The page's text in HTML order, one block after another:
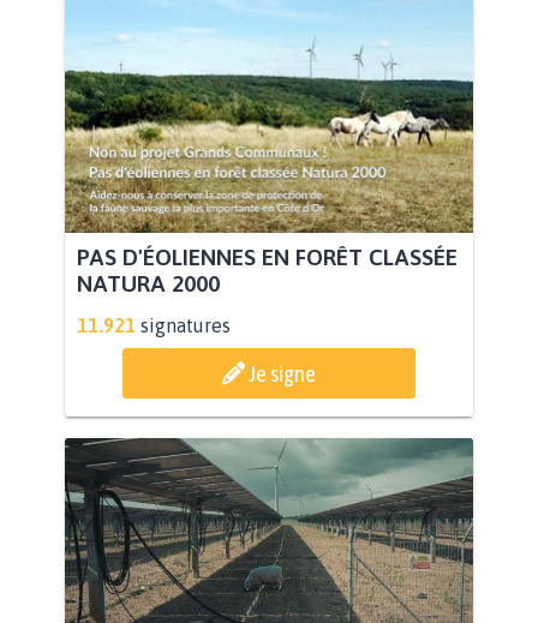
PAS D'ÉOLIENNES EN FORÊT CLASSÉE
NATURA 2000
11.921 signatures
Je signe